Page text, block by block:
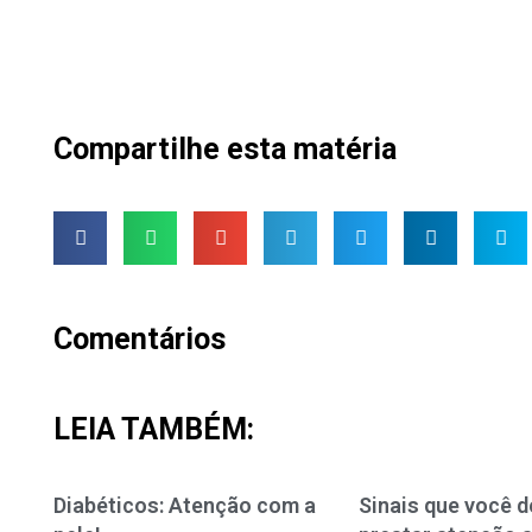
Compartilhe esta matéria
Comentários
LEIA TAMBÉM:
Diabéticos: Atenção com a
Sinais que você